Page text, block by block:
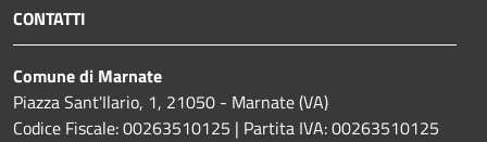
CONTATTI
Comune di Marnate
Piazza Sant'Ilario, 1, 21050 - Marnate (VA)
Codice Fiscale: 00263510125 | Partita IVA: 00263510125